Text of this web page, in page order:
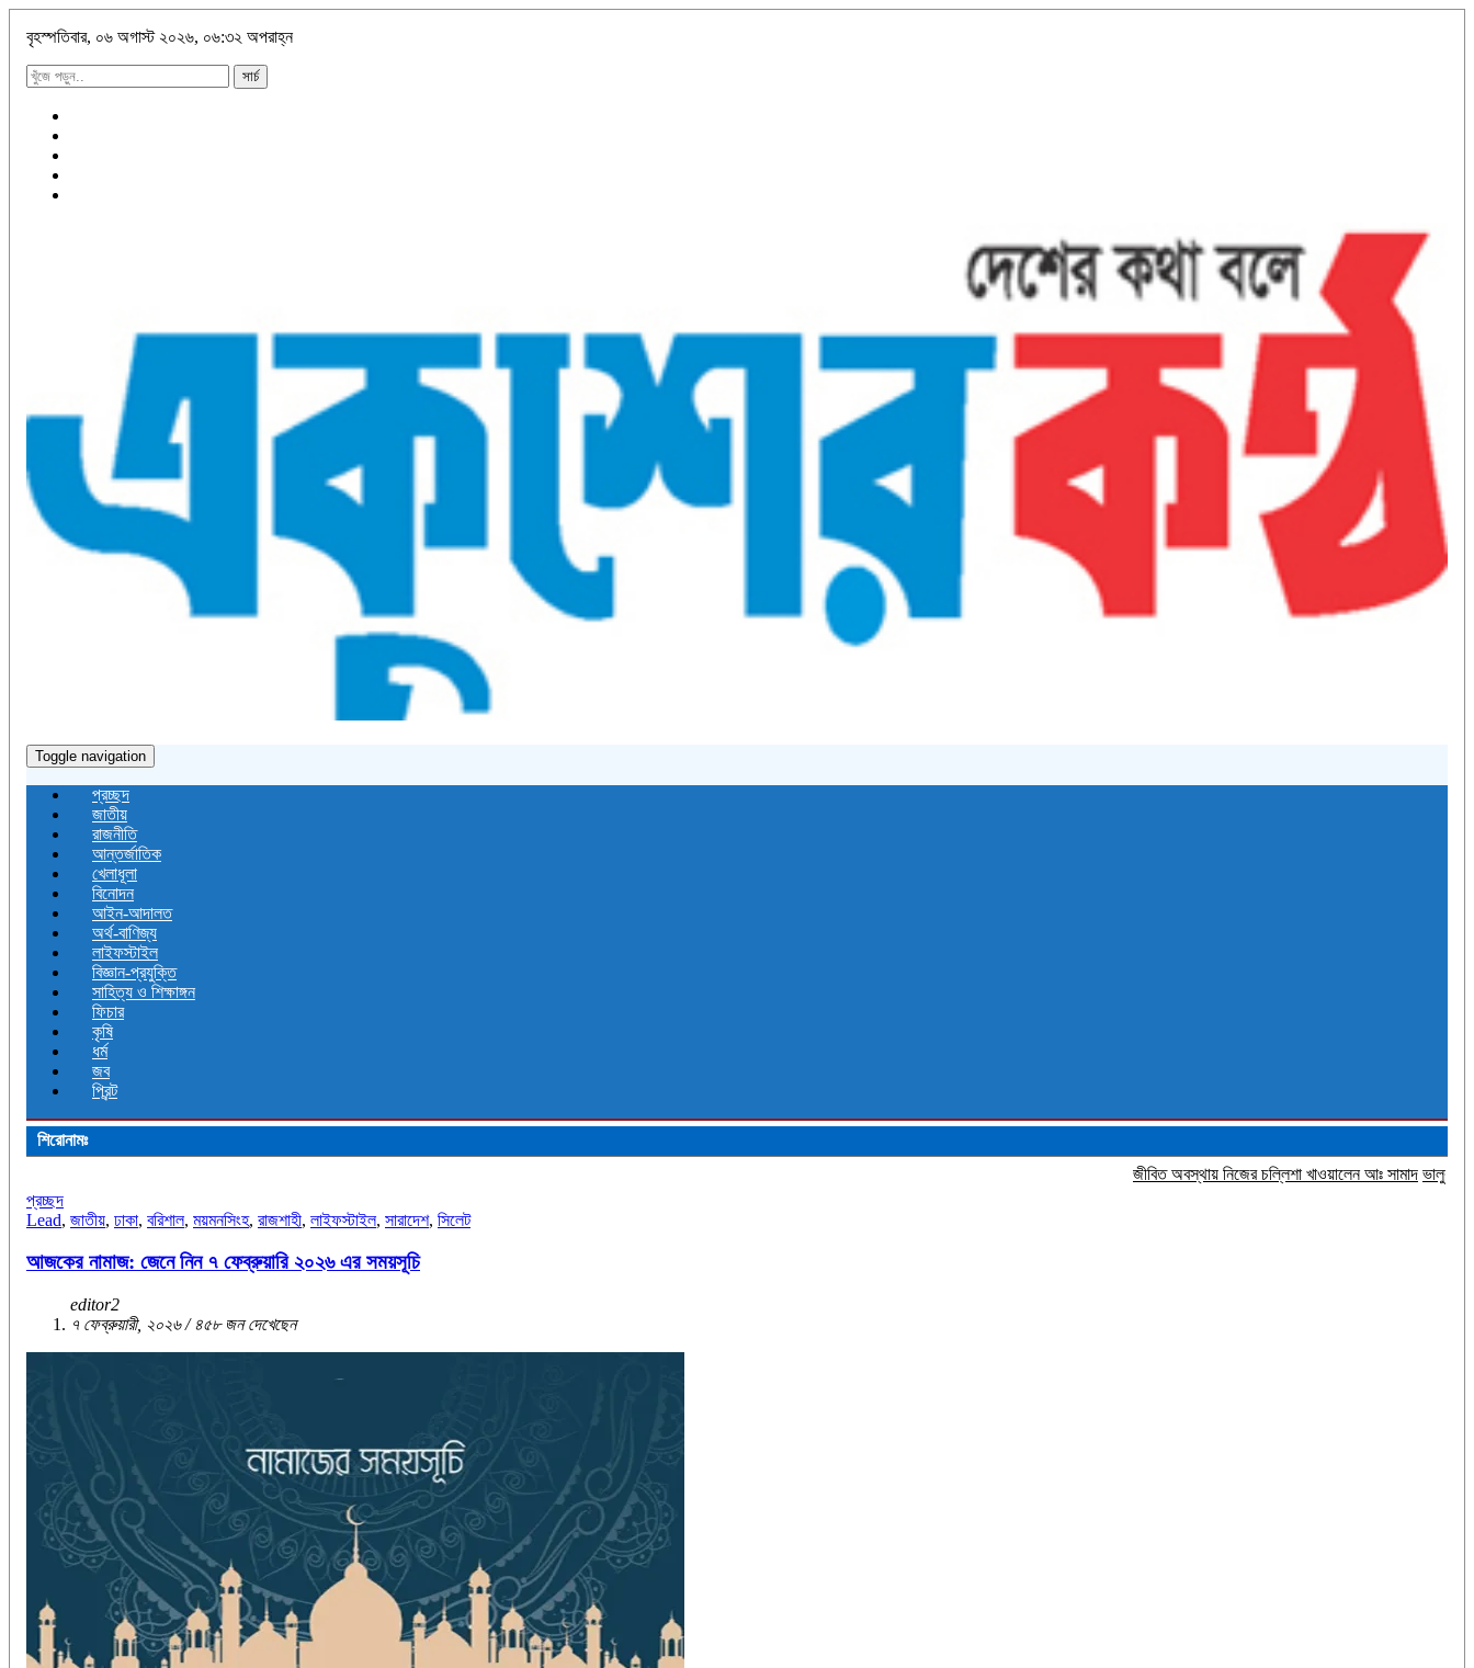
বৃহস্পতিবার, ০৬ অগাস্ট ২০২৬, ০৬:৩২ অপরাহ্ন
সার্চ
Toggle navigation
প্রচ্ছদ
জাতীয়
রাজনীতি
আন্তর্জাতিক
খেলাধূলা
বিনোদন
আইন-আদালত
অর্থ-বাণিজ্য
লাইফস্টাইল
বিজ্ঞান-প্রযুক্তি
সাহিত্য ও শিক্ষাঙ্গন
ফিচার
কৃষি
ধর্ম
জব
প্রিন্ট
শিরোনামঃ
জীবিত অবস্থায় নিজের চল্লিশা খাওয়ালেন আঃ সামাদ ভালুকায় পুকুর থেকে
প্রচ্ছদ
Lead, জাতীয়, ঢাকা, বরিশাল, ময়মনসিংহ, রাজশাহী, লাইফস্টাইল, সারাদেশ, সিলেট
আজকের নামাজ: জেনে নিন ৭ ফেব্রুয়ারি ২০২৬ এর সময়সূচি
editor2
৭ ফেব্রুয়ারী, ২০২৬ / ৪৫৮ জন দেখেছেন